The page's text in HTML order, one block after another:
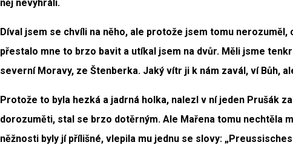
něj nevyhráli.
Díval jsem se chvíli na něho, ale protože jsem tomu
přestalo mne to brzo bavit a utíkal jsem na dvůr. Měli jsme
severní Moravy, ze Štenberka. Jaký vítr ji k nám zavál, ví Bůh,
Protože to byla hezká a jadrná holka, nalezl v ní jeden Prušák
dorozuměti, stal se brzo dotěrným. Ale Mařena tomu nechtěla
něžnosti byly jí přílišné, vlepila mu jednu se slovy: